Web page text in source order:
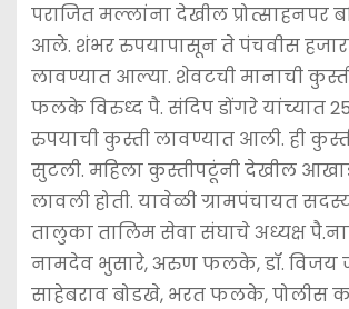
पराजित मल्लांना देखील प्रोत्साहनपर
आले. शंभर रुपयापासून ते पंचवीस
लावण्यात आल्या. शेवटची मानाची
फलके विरुध्द पै. संदिप डोंगरे यांच्यात
रुपयाची कुस्ती लावण्यात आली. ही
सुटली. महिला कुस्तीपटूंनी देखील
लावली होती. यावेळी ग्रामपंचायत
तालुका तालिम सेवा संघाचे अध्यक्ष
नामदेव भुसारे, अरुण फलके, डॉ. विजय
साहेबराव बोडखे, भरत फलके, पोलीस